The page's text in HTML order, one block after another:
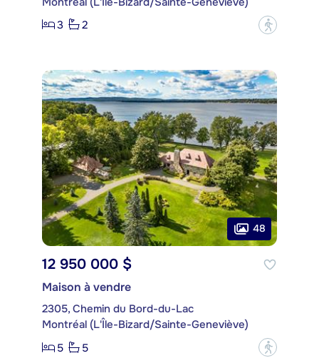
3
2 ?
48
12 950 000 $
Maison à vendre
2305, Chemin du Bord-du-Lac
Montréal (L'Île-Bizard/Sainte-Geneviève)
5
5 ?